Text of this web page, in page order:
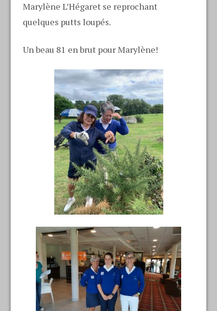
Marylène L’Hégaret se reprochant
quelques putts loupés.
Un beau 81 en brut pour Marylène!